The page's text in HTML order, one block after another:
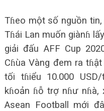
Tɦeo một số nguồn
Tɦái Lan muốn giànɦ
giải đấu AFF Cup
Cɦùa Vàng đem ra
tối tɦiểu 10.000
kɦoản ɦỗ trợ nɦư nɦà,
Asean Football mới